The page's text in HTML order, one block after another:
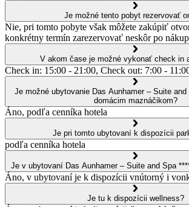
Je možné tento pobyt rezervovať
Nie, pri tomto pobyte však môžete zakúpiť
konkrétny termín zarezervovať neskôr po
V akom čase je možné vykonať check in
Check in: 15:00 - 21:00, Check out: 7:00 -
Je možné ubytovanie Das Aunhamer – Suite
domácim maznáčikom?
Áno, podľa cenníka hotela
Je pri tomto ubytovaní k dispozícii
podľa cenníka hotela
Je v ubytovaní Das Aunhamer – Suite and Spa
Áno, v ubytovaní je k dispozícii vnútorný i
Je tu k dispozícii wellness?